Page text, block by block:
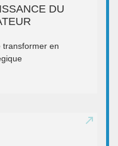
DU
transformer en
ou médias